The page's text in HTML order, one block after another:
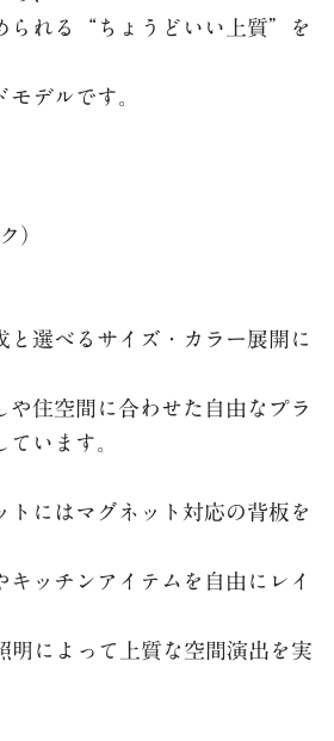
られる“ちょうどいい上質”を
デルです。
）
と選べるサイズ・カラー展開に
や住空間に合わせた自由なプラ
います。
トにはマグネット対応の背板を
キッチンアイテムを自由にレイ
明によって上質な空間演出を実